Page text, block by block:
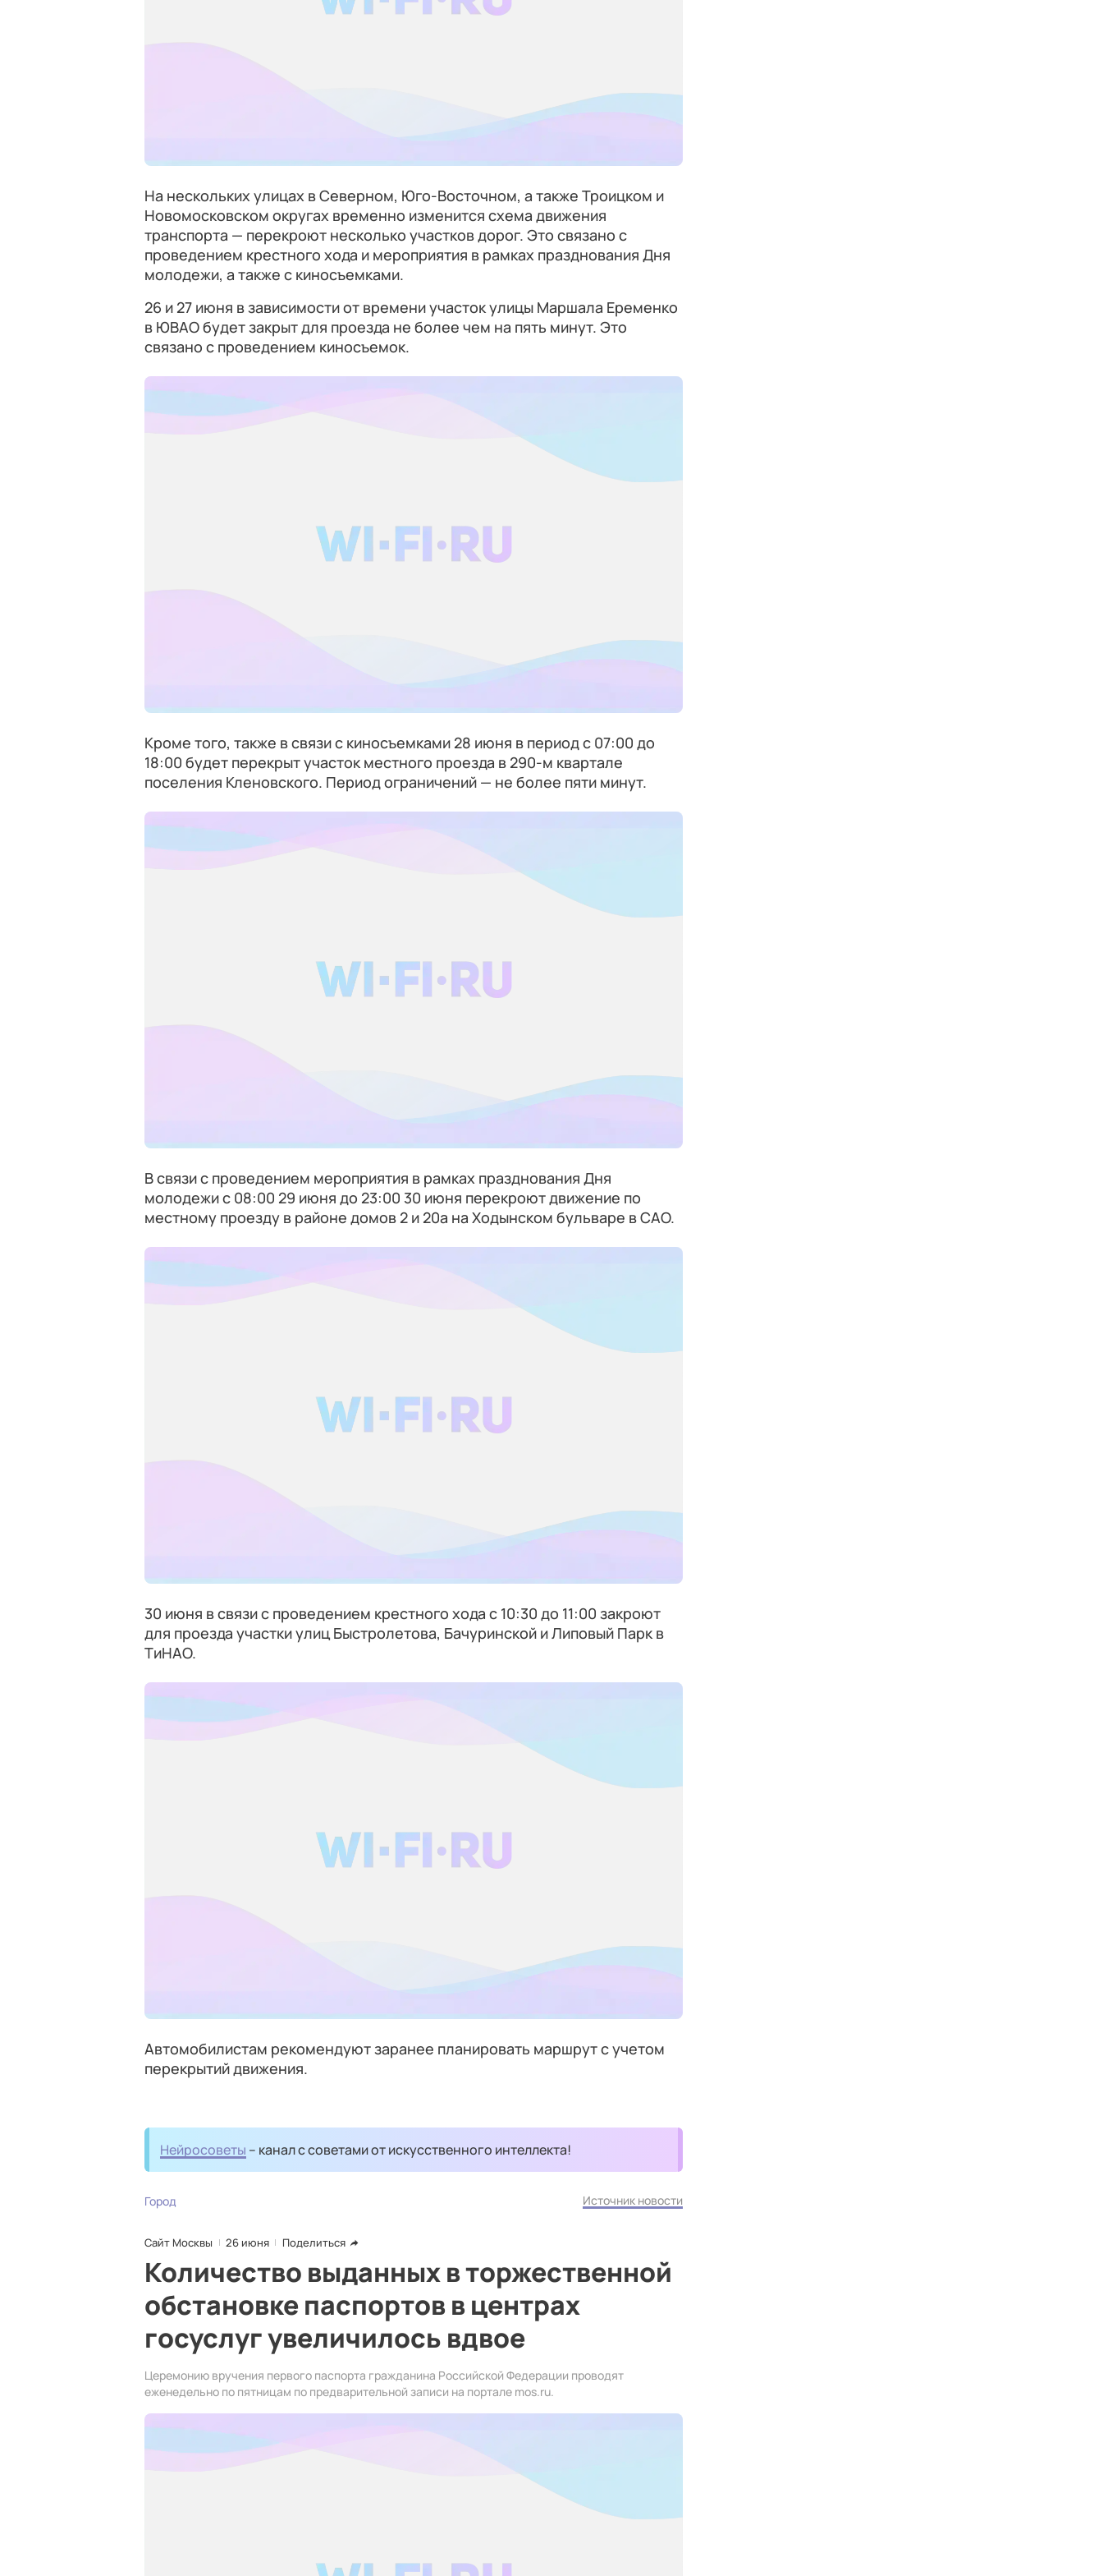
На нескольких улицах в Северном, Юго-Восточном, а также Троицком и
Новомосковском округах временно изменится схема движения
транспорта — перекроют несколько участков дорог. Это связано с
проведением крестного хода и мероприятия в рамках празднования Дня
молодежи, а также с киносъемками.
26 и 27 июня в зависимости от времени участок улицы Маршала Еременко
в ЮВАО будет закрыт для проезда не более чем на пять минут. Это
связано с проведением киносъемок.
Кроме того, также в связи с киносъемками 28 июня в период с 07:00 до
18:00 будет перекрыт участок местного проезда в 290-м квартале
поселения Кленовского. Период ограничений — не более пяти минут.
В связи с проведением мероприятия в рамках празднования Дня
молодежи с 08:00 29 июня до 23:00 30 июня перекроют движение по
местному проезду в районе домов 2 и 20а на Ходынском бульваре в САО.
30 июня в связи с проведением крестного хода с 10:30 до 11:00 закроют
для проезда участки улиц Быстролетова, Бачуринской и Липовый Парк в
ТиНАО.
Автомобилистам рекомендуют заранее планировать маршрут с учетом
перекрытий движения.
Нейросоветы – канал с советами от искусственного интеллекта!
Город Источник новости
Сайт Москвы 26 июня Поделиться
Количество выданных в торжественной
обстановке паспортов в центрах
госуслуг увеличилось вдвое
Церемонию вручения первого паспорта гражданина Российской Федерации проводят
еженедельно по пятницам по предварительной записи на портале mos.ru.